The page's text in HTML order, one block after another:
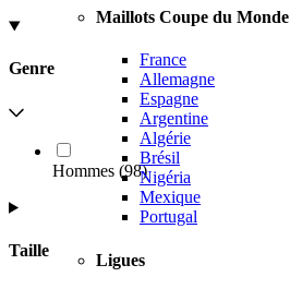
Maillots Coupe du Monde
France
Allemagne
Espagne
Argentine
Algérie
Brésil
Nigéria
Mexique
Portugal
Ligues
Genre
Hommes (98)
Taille